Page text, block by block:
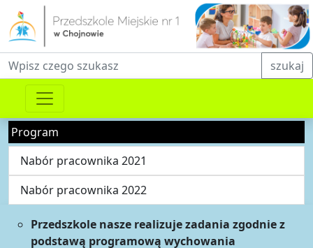
Fraza do wyszukiwania szukaj
Program
Nabór pracownika 2021
Nabór pracownika 2022
Przedszkole nasze realizuje zadania zgodnie z
podstawą programową wychowania